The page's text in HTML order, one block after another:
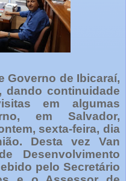
Governo de Ibicaraí,
dando continuidade
em algumas
em Salvador,
sexta-feira, dia
Desta vez Van
Desenvolvimento
pelo Secretário